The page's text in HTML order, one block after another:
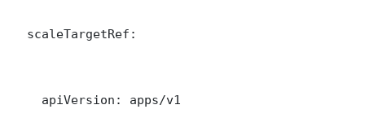
  scaleTargetRef:
    apiVersion: apps/v1